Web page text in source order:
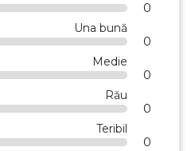
0
Una bună
0
Medie
0
Rău
0
Teribil
0